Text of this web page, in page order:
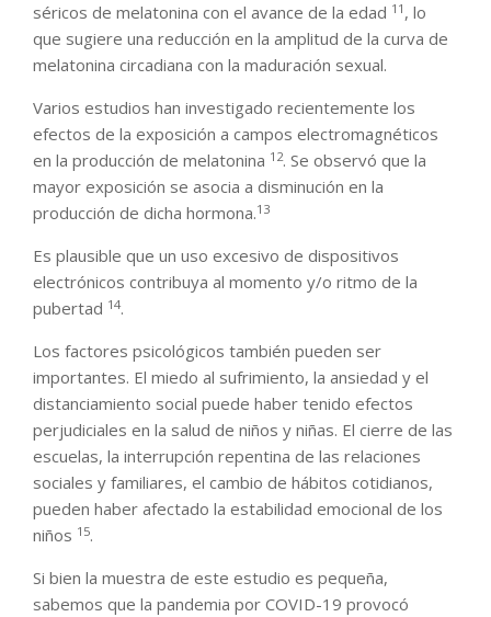
séricos de melatonina con el avance de la edad 11 , lo
que sugiere una reducción en la amplitud de la curva de
melatonina circadiana con la maduración sexual.
Varios estudios han investigado recientemente los
efectos de la exposición a campos electromagnéticos
en la producción de melatonina 12. Se observó que la
mayor exposición se asocia a disminución en la
producción de dicha hormona.13
Es plausible que un uso excesivo de dispositivos
electrónicos contribuya al momento y/o ritmo de la
pubertad 14.
Los factores psicológicos también pueden ser
importantes. El miedo al sufrimiento, la ansiedad y el
distanciamiento social puede haber tenido efectos
perjudiciales en la salud de niños y niñas. El cierre de las
escuelas, la interrupción repentina de las relaciones
sociales y familiares, el cambio de hábitos cotidianos,
pueden haber afectado la estabilidad emocional de los
niños 15.
Si bien la muestra de este estudio es pequeña,
sabemos que la pandemia por COVID-19 provocó